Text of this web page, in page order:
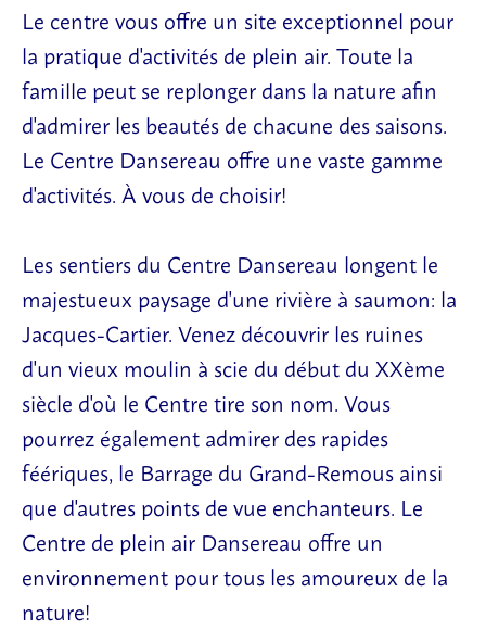
Le centre vous offre un site exceptionnel pour
la pratique d'activités de plein air. Toute la
famille peut se replonger dans la nature afin
d'admirer les beautés de chacune des saisons.
Le Centre Dansereau offre une vaste gamme
d'activités. À vous de choisir!
Les sentiers du Centre Dansereau longent le
majestueux paysage d'une rivière à saumon: la
Jacques-Cartier. Venez découvrir les ruines
d'un vieux moulin à scie du début du XXème
siècle d'où le Centre tire son nom. Vous
pourrez également admirer des rapides
féériques, le Barrage du Grand-Remous ainsi
que d'autres points de vue enchanteurs. Le
Centre de plein air Dansereau offre un
environnement pour tous les amoureux de la
nature!